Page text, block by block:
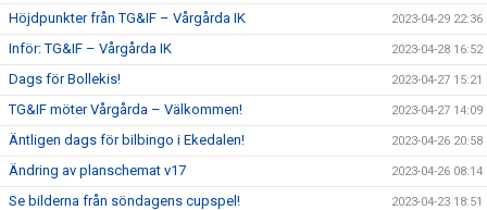
Höjdpunkter från TG&IF – Vårgårda IK 2023-04-29 22:36
Inför: TG&IF – Vårgårda IK 2023-04-28 16:52
Dags för Bollekis! 2023-04-27 15:21
TG&IF möter Vårgårda – Välkommen! 2023-04-27 14:09
Äntligen dags för bilbingo i Ekedalen! 2023-04-26 20:58
Ändring av planschemat v17 2023-04-26 08:14
Se bilderna från söndagens cupspel! 2023-04-23 18:51